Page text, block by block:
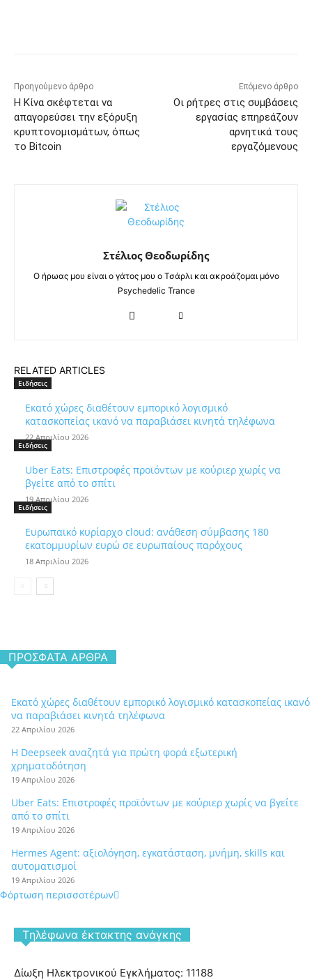
Προηγούμενο άρθρο
Η Κίνα σκέφτεται να
απαγορεύσει την εξόρυξη
κρυπτονομισμάτων, όπως
το Bitcoin
Επόμενο άρθρο
Οι ρήτρες στις συμβάσεις
εργασίας επηρεάζουν
αρνητικά τους
εργαζόμενους
Στέλιος Θεοδωρίδης
Ο ήρωας μου είναι ο γάτος μου ο Τσάρλι και ακροάζομαι μόνο
Psychedelic Trance
RELATED ARTICLES
Ειδήσεις
Εκατό χώρες διαθέτουν εμπορικό λογισμικό
κατασκοπείας ικανό να παραβιάσει κινητά τηλέφωνα
22 Απριλίου 2026
Ειδήσεις
Uber Eats: Επιστροφές προϊόντων με κούριερ χωρίς να
βγείτε από το σπίτι
19 Απριλίου 2026
Ειδήσεις
Ευρωπαϊκό κυρίαρχο cloud: ανάθεση σύμβασης 180
εκατομμυρίων ευρώ σε ευρωπαίους παρόχους
18 Απριλίου 2026
ΠΡΌΣΦΑΤΑ ΆΡΘΡΑ
Εκατό χώρες διαθέτουν εμπορικό λογισμικό κατασκοπείας ικανό
να παραβιάσει κινητά τηλέφωνα
22 Απριλίου 2026
Η Deepseek αναζητά για πρώτη φορά εξωτερική
χρηματοδότηση
19 Απριλίου 2026
Uber Eats: Επιστροφές προϊόντων με κούριερ χωρίς να βγείτε
από το σπίτι
19 Απριλίου 2026
Hermes Agent: αξιολόγηση, εγκατάσταση, μνήμη, skills και
αυτοματισμοί
19 Απριλίου 2026
Φόρτωση περισσοτέρων
Tηλέφωνα έκτακτης ανάγκης
Δίωξη Ηλεκτρονικού Εγκλήματος: 11188